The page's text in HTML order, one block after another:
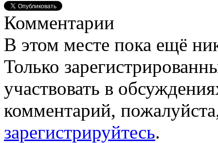
Комментарии
В этом месте пока ещё
Только
участвовать в
комментарий,
зарегистрируйтесь.